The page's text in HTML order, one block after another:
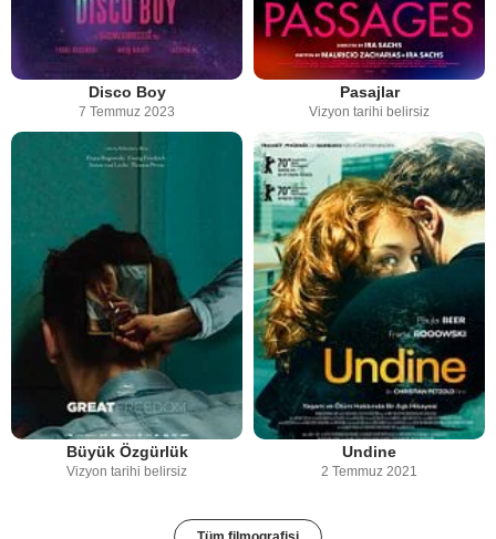
Disco Boy
7 Temmuz 2023
Pasajlar
Vizyon tarihi belirsiz
Büyük Özgürlük
Vizyon tarihi belirsiz
Undine
2 Temmuz 2021